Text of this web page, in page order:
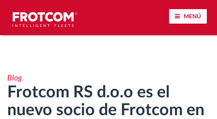
MENÚ
Análisis de la conducta en la conducción
Seguimiento del tiempo de conducción
Blog
Frotcom RS d.o.o es el
nuevo socio de Frotcom en